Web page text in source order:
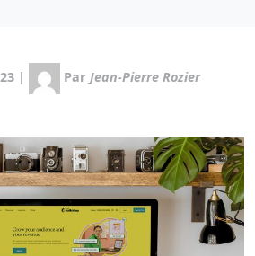
| Par Jean-Pierre Rozier